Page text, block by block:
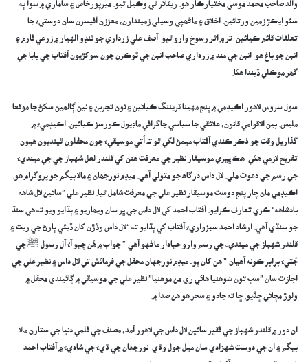
والد صاحب محمد موسي مختيارڪار هو. ريٽائر ٿي وڪيل ٿيو. ميرپورخاص ۽ ساماري ۾ سوا ٻه
سئو ايڪڙ زمين ورتائين. اخلاق ۽ ماڻھپي وسيلي زميندارن، معززن آفيسرن سان دوستيءَ جا
تعلقات قائم ڪيائين. تر ۾ اثر رسوخ وارو ٿيو. آصف علي زرداري جو ٽنڊو الهيار ۾ زرعي فارم ۽
انبن جو باغ هو. انبن جي مند ۾ زرداري صاحب انبن جي ٽوڪرن جون سوکڙيون آفتاب جي بابا جي
گھر موڪلي ڏيندا هئا.
سول سروس لاهور اڪيڊمي ۾ پنج مهينا ٽريننگ ڪيائين ۽ نون تجربن ۽ نين ڳالھين سکڻ جا موقعا
مليس. بين الاقوامي قانون، علائقي جا سياسي جاگرافي ماڊيول ڪورسز ڪيائين. اڪيڊميءَ ۾
گذاريل وقت جو ذڪر ڪندي آفتاب ميمڻ لکي ٿو تہ اُتي موسيقيءَ جون محفلون ٿينديون هيون.
تفريح لازمي ھئي. ھڪ ڀيري موسيقار نظير جي معرفت هنن کي قلندر لعل شهباز جي جي مينديءَ
جي رسم جي دعوت ملي. لال داس درگاھ جو متولي آهي. ميڊم نورجھان ۽ مالا بيگم جو پروگرام هو.
اڪيڊمي مان چار پنج دوست موسيقار نظير علي جي معرفت شامل ٿيا. نظير علي ”سائين لال شاهه
بادشاهه“ ڪري تعارف ڪرايو. آفتاب احمد کي لال داس جي ڀر سان ويھاريو ۽ ٻڌايو ويو ته هي سنڌ
جو سنڌي آهي. ارشاد احمد سبزواريءَ آفتاب کي ٻڌايو ته “لال داس وڏڙن کان ڏيئي ٻارڻ جي ريت ۽
قلندر شهباز جي مينديء جي رسم وارو حيادار ماڻهو آهي.” جواب ۾ ھُن چيو آءُ آل رسول ﷺ جي
جُتيءَ برابر ڪونه آهيان.” هن کان پوء ميڊم نورجهان محفل جي فرمائش تي لال داس ۽ نظير علي جي
اجازت سان ”سڀ تون سُوهنيا هائي ري من موهنيا” نظير علي جي موسيقي ۾ ڳائيندي محفل ۾
ولوڙ مچائي ڇڏيو. ڇا ته جادو ۽ سحر ھو هن صدا ۾.
ان دور ۾ قلندر شهباز جي فقير سائين لال داس جي لاهور آمد، مصنف جي فلمي دنيا جي ستارن مالا
بيگم ۽ ان جي دوست شهزادي سان ميل جول وڌي. نورجھان جي ڌيءَ جي شاديءَ ۾ آفتاب احمد